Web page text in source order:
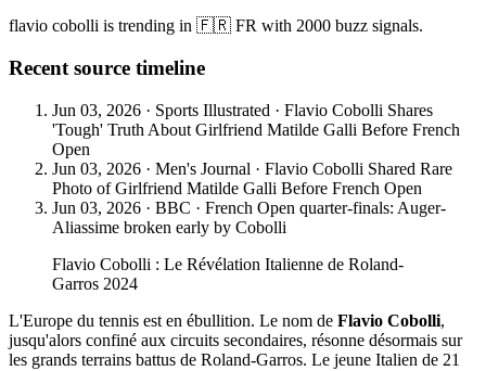
flavio cobolli is trending in 🇫🇷 FR with 2000 buzz signals.
Recent source timeline
Jun 03, 2026 · Sports Illustrated · Flavio Cobolli Shares
'Tough' Truth About Girlfriend Matilde Galli Before French
Open
Jun 03, 2026 · Men's Journal · Flavio Cobolli Shared Rare
Photo of Girlfriend Matilde Galli Before French Open
Jun 03, 2026 · BBC · French Open quarter-finals: Auger-
Aliassime broken early by Cobolli
Flavio Cobolli : Le Révélation Italienne de Roland-
Garros 2024
L'Europe du tennis est en ébullition. Le nom de Flavio Cobolli,
jusqu'alors confiné aux circuits secondaires, résonne désormais sur
les grands terrains battus de Roland-Garros. Le jeune Italien de 21